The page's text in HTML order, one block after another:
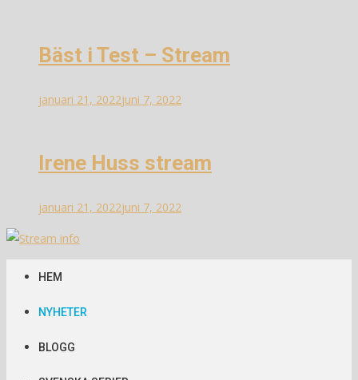
Bäst i Test – Stream
januari 21, 2022juni 7, 2022
Irene Huss stream
januari 21, 2022juni 7, 2022
Stream info
Information om streams
HEM
NYHETER
BLOGG